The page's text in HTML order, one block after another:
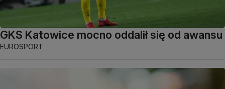
GKS Katowice mocno oddalił się od awansu
EUROSPORT